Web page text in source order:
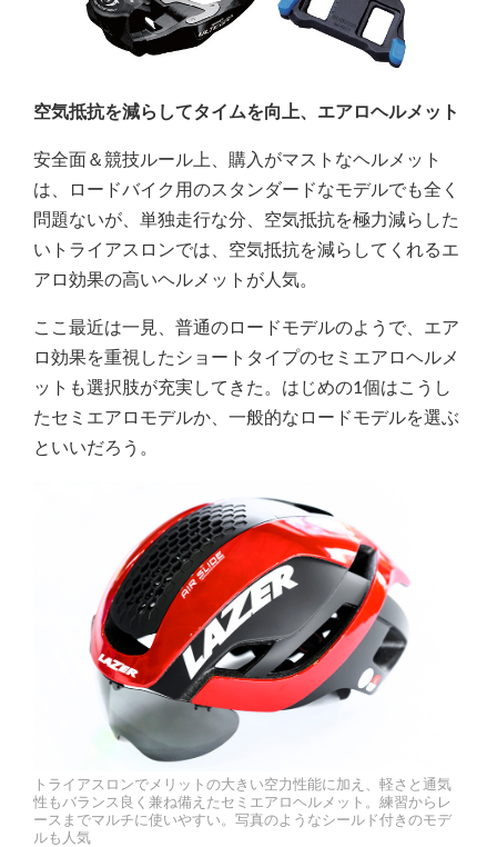
空気抵抗を減らしてタイムを向上、エアロヘルメット
安全面＆競技ルール上、購入がマストなヘルメット
は、ロードバイク用のスタンダードなモデルでも全く
問題ないが、単独走行な分、空気抵抗を極力減らした
いトライアスロンでは、空気抵抗を減らしてくれるエ
アロ効果の高いヘルメットが人気。
ここ最近は一見、普通のロードモデルのようで、エア
ロ効果を重視したショートタイプのセミエアロヘルメ
ットも選択肢が充実してきた。はじめの1個はこうし
たセミエアロモデルか、一般的なロードモデルを選ぶ
といいだろう。
トライアスロンでメリットの大きい空力性能に加え、軽さと通気
性もバランス良く兼ね備えたセミエアロヘルメット。練習からレ
ースまでマルチに使いやすい。写真のようなシールド付きのモデ
ルも人気